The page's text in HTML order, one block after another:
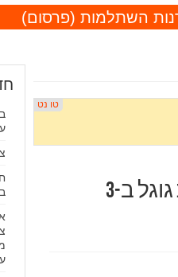
השתלמות (פרסום)
"פגעה בצמיחה שלנו": אתר איטלקי תבע את גוגל ב-3